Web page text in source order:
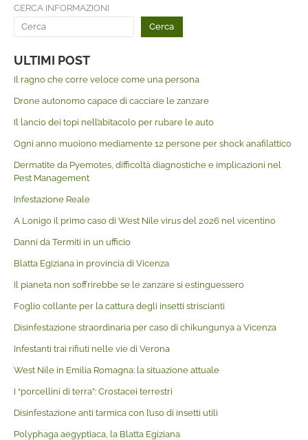
CERCA INFORMAZIONI
Cerca
ULTIMI POST
Il ragno che corre veloce come una persona
Drone autonomo capace di cacciare le zanzare
Il lancio dei topi nell’abitacolo per rubare le auto
Ogni anno muoiono mediamente 12 persone per shock anafilattico
Dermatite da Pyemotes, difficoltà diagnostiche e implicazioni nel
Pest Management
Infestazione Reale
A Lonigo il primo caso di West Nile virus del 2026 nel vicentino
Danni da Termiti in un ufficio
Blatta Egiziana in provincia di Vicenza
Il pianeta non soffrirebbe se le zanzare si estinguessero
Foglio collante per la cattura degli insetti striscianti
Disinfestazione straordinaria per caso di chikungunya a Vicenza
Infestanti trai rifiuti nelle vie di Verona
West Nile in Emilia Romagna: la situazione attuale
I “porcellini di terra”: Crostacei terrestri
Disinfestazione anti tarmica con l’uso di insetti utili
Polyphaga aegyptiaca, la Blatta Egiziana